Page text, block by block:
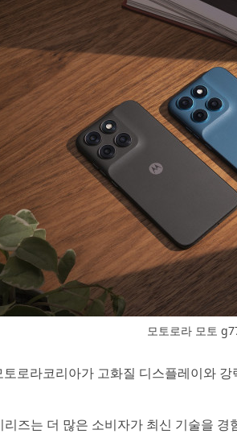
모토로라 모토
토로라코리아가 고화질 디스플레이와 강
즈는 더 많은 소비자가 최신 기술을